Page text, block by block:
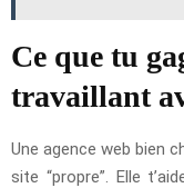
Ce que tu
travaillant
Une agence web bien
site “propre”. Elle